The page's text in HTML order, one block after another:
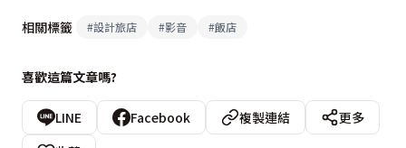
相關標籤 #設計旅店 #影音 #飯店
喜歡這篇文章嗎?
LINE Facebook 複製連結
更多